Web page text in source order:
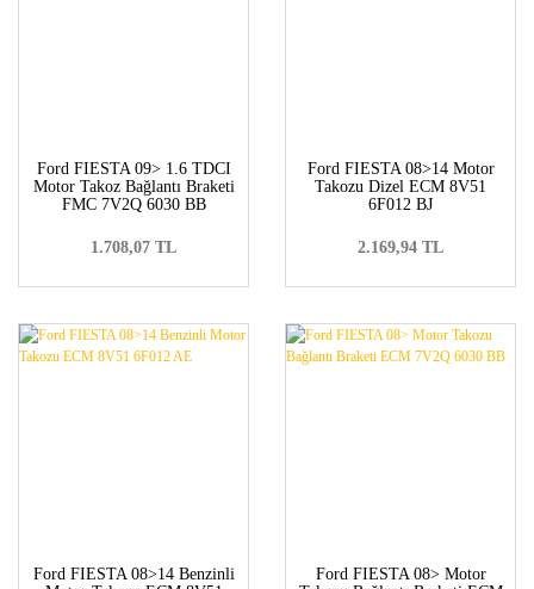
Ford FIESTA 09> 1.6 TDCI
Motor Takoz Bağlantı Braketi
FMC 7V2Q 6030 BB
1.708,07 TL
Ford FIESTA 08>14 Motor
Takozu Dizel ECM 8V51
6F012 BJ
2.169,94 TL
Ford FIESTA 08>14 Benzinli
Ford FIESTA 08> Motor